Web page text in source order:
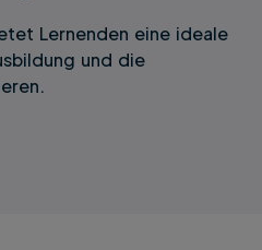
Lernenden eine ideale
und die